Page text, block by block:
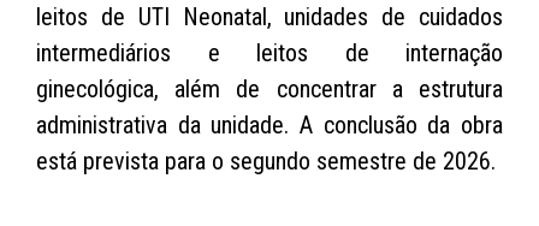
leitos de UTI Neonatal, unidades de cuidados
intermediários e leitos de internação
ginecológica, além de concentrar a estrutura
administrativa da unidade. A conclusão da obra
está prevista para o segundo semestre de 2026.